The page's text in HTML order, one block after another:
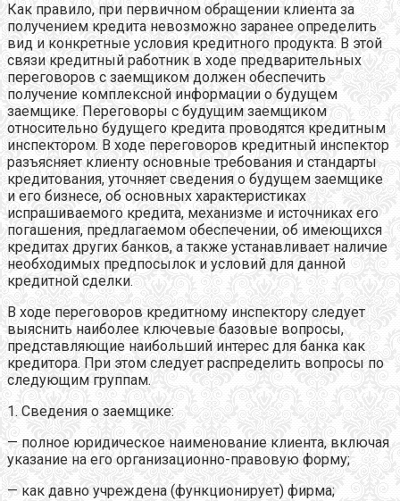
Как правило, при первичном обращении клиента за
получением кредита невозможно заранее определить
вид и конкретные условия кредитного продукта. В этой
связи кредитный работник в ходе предварительных
переговоров с заемщиком должен обеспечить
получение комплексной информации о будущем
заемщике. Переговоры с будущим заемщиком
относительно будущего кредита проводятся кредитным
инспектором. В ходе переговоров кредитный инспектор
разъясняет клиенту основные требования и стандарты
кредитования, уточняет сведения о будущем заемщике
и его бизнесе, об основных характеристиках
испрашиваемого кредита, механизме и источниках его
погашения, предлагаемом обеспечении, об имеющихся
кредитах других банков, а также устанавливает наличие
необходимых предпосылок и условий для данной
кредитной сделки.
В ходе переговоров кредитному инспектору следует
выяснить наиболее ключевые базовые вопросы,
представляющие наибольший интерес для банка как
кредитора. При этом следует распределить вопросы по
следующим группам.
1. Сведения о заемщике:
— полное юридическое наименование клиента, включая
указание на его организационно-правовую форму;
— как давно учреждена (функционирует) фирма;